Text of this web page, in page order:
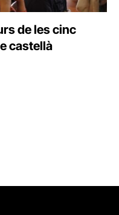
de les cinc
castellà